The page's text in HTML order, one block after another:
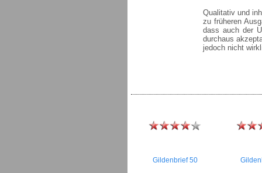
Qualitativ und
zu früheren
dass auch der
durchaus
jedoch nicht
Gildenbrief 50